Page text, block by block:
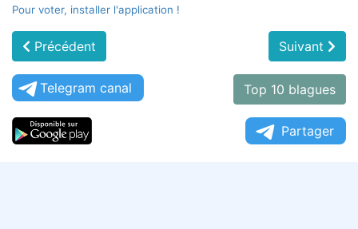
Pour voter, installer l'application !
Précédent Suivant
Telegram canal Top 10 blagues
Partager